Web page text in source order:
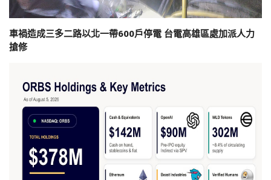
車禍造成三多二路以北一帶600戶停電 台電高雄區處加派人力
搶修